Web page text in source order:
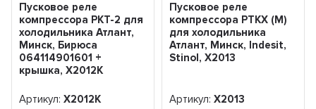
Пусковое реле
компрессора РКТ-2 для
холодильника Атлант,
Минск, Бирюса
064114901601 +
крышка, Х2012К
Артикул:Х2012К
Пусковое реле
компрессора РТКХ (М)
для холодильника
Атлант, Минск, Indesit,
Stinol, Х2013
Артикул: Х2013